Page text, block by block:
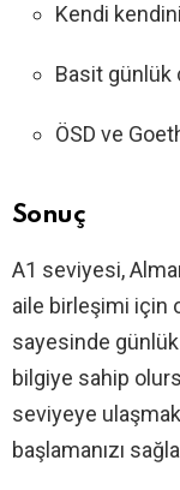
Kendi
Basit günlük
ÖSD ve
Sonuç
A1 seviyesi,
aile birleşimi için
sayesinde
bilgiye sahip
seviyeye
başlamanızı